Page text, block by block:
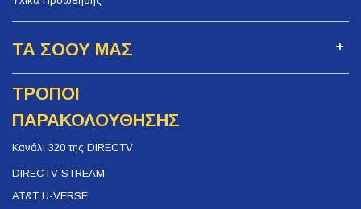
ΤΑ ΣΟΟΥ ΜΑΣ
ΤΡΟΠΟΙ
ΠΑΡΑΚΟΛΟΥΘΗΣΗΣ
Κανάλι 320 της DIRECTV
DIRECTV STREAM
AT&T U-VERSE